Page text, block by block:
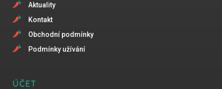
Aktuality
Kontakt
Obchodní podmínky
Podmínky užívání
ÚČET